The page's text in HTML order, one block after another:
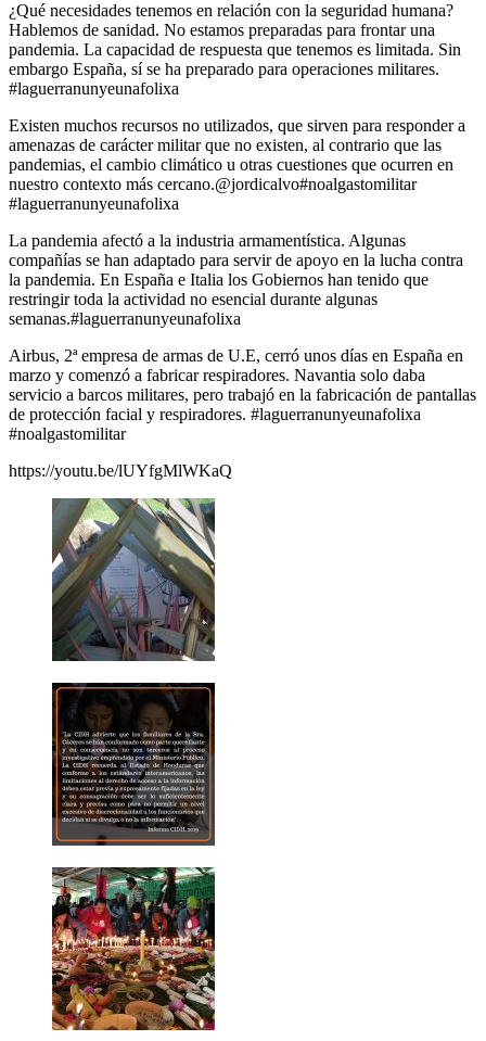
¿Qué necesidades tenemos en relación con la seguridad humana?
Hablemos de sanidad. No estamos preparadas para frontar una
pandemia. La capacidad de respuesta que tenemos es limitada. Sin
embargo España, sí se ha preparado para operaciones militares.
#laguerranunyeunafolixa
Existen muchos recursos no utilizados, que sirven para responder a
amenazas de carácter militar que no existen, al contrario que las
pandemias, el cambio climático u otras cuestiones que ocurren en
nuestro contexto más cercano.@jordicalvo#noalgastomilitar
#laguerranunyeunafolixa
La pandemia afectó a la industria armamentística. Algunas
compañías se han adaptado para servir de apoyo en la lucha contra
la pandemia. En España e Italia los Gobiernos han tenido que
restringir toda la actividad no esencial durante algunas
semanas.#laguerranunyeunafolixa
Airbus, 2ª empresa de armas de U.E, cerró unos días en España en
marzo y comenzó a fabricar respiradores. Navantia solo daba
servicio a barcos militares, pero trabajó en la fabricación de pantallas
de protección facial y respiradores. #laguerranunyeunafolixa
#noalgastomilitar
https://youtu.be/lUYfgMlWKaQ